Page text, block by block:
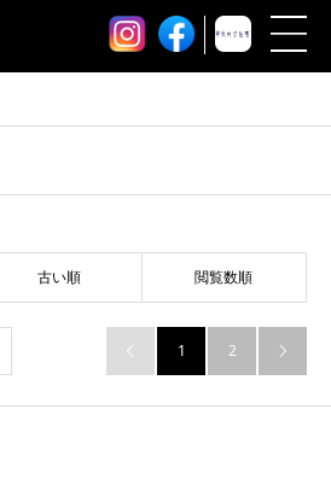
古い順 閲覧数順
 1 2 